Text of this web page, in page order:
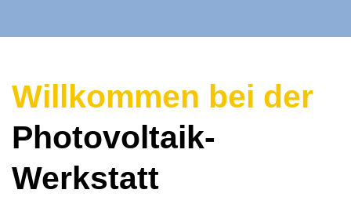
Willkommen bei der
Photovoltaik-
Werkstatt